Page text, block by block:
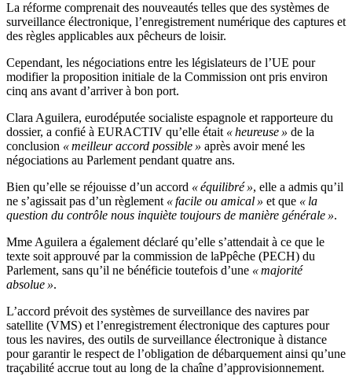
La réforme comprenait des nouveautés telles que des systèmes de
surveillance électronique, l’enregistrement numérique des captures et
des règles applicables aux pêcheurs de loisir.
Cependant, les négociations entre les législateurs de l’UE pour
modifier la proposition initiale de la Commission ont pris environ
cinq ans avant d’arriver à bon port.
Clara Aguilera, eurodéputée socialiste espagnole et rapporteure du
dossier, a confié à EURACTIV qu’elle était « heureuse » de la
conclusion « meilleur accord possible » après avoir mené les
négociations au Parlement pendant quatre ans.
Bien qu’elle se réjouisse d’un accord « équilibré », elle a admis qu’il
ne s’agissait pas d’un règlement « facile ou amical » et que « la
question du contrôle nous inquiète toujours de manière générale ».
Mme Aguilera a également déclaré qu’elle s’attendait à ce que le
texte soit approuvé par la commission de laPpêche (PECH) du
Parlement, sans qu’il ne bénéficie toutefois d’une « majorité
absolue ».
L’accord prévoit des systèmes de surveillance des navires par
satellite (VMS) et l’enregistrement électronique des captures pour
tous les navires, des outils de surveillance électronique à distance
pour garantir le respect de l’obligation de débarquement ainsi qu’une
traçabilité accrue tout au long de la chaîne d’approvisionnement.